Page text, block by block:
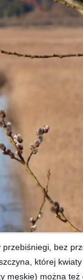
przebiśniegi, bez
której
męskie) można